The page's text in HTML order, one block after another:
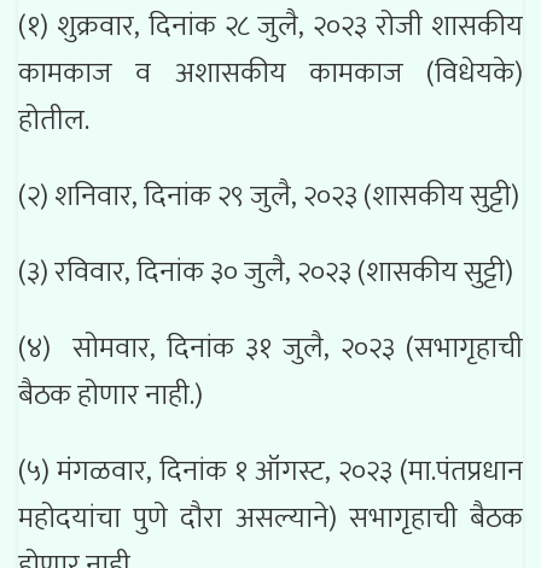
(१) शुक्रवार, दिनांक २८ जुलै, २०२३ रोजी शासकीय
कामकाज व अशासकीय कामकाज (विधेयके)
होतील.
(२) शनिवार, दिनांक २९ जुलै, २०२३ (शासकीय सुट्टी)
(३) रविवार, दिनांक ३० जुलै, २०२३ (शासकीय सुट्टी)
(४) सोमवार, दिनांक ३१ जुलै, २०२३ (सभागृहाची
बैठक होणार नाही.)
(५) मंगळवार, दिनांक १ ऑगस्ट, २०२३ (मा.पंतप्रधान
महोदयांचा पुणे दौरा असल्याने) सभागृहाची बैठक